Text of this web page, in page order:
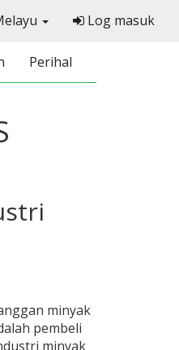
Log masuk
Perihal
minyak
pembeli
minyak